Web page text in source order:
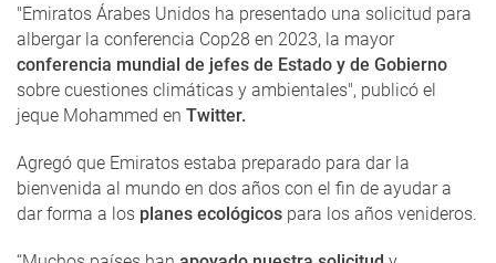
"Emiratos Árabes Unidos ha presentado una solicitud para
albergar la conferencia Cop28 en 2023, la mayor
conferencia mundial de jefes de Estado y de Gobierno
sobre cuestiones climáticas y ambientales", publicó el
jeque Mohammed en Twitter.
Agregó que Emiratos estaba preparado para dar la
bienvenida al mundo en dos años con el fin de ayudar a
dar forma a los planes ecológicos para los años venideros.